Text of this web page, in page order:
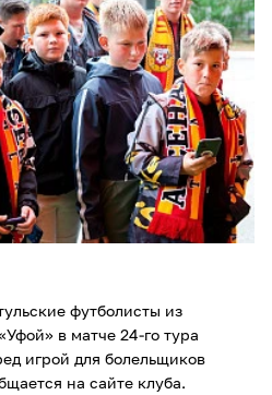
футболисты из
в матче 24-го тура
игрой для болельщиков
на сайте клуба.